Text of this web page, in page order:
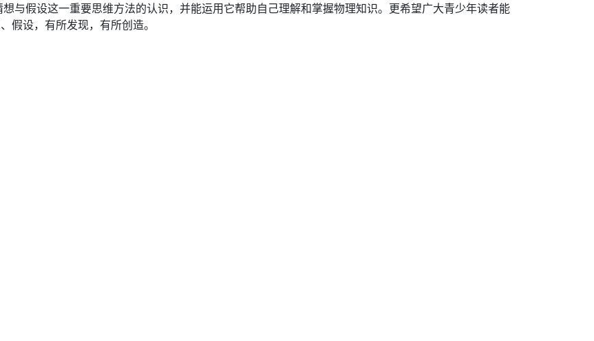
与假设这一重要思维方法的认识，并能运用它帮助自己理解和掌握物理知识。更希望广大青少年读者能
假设，有所发现，有所创造。